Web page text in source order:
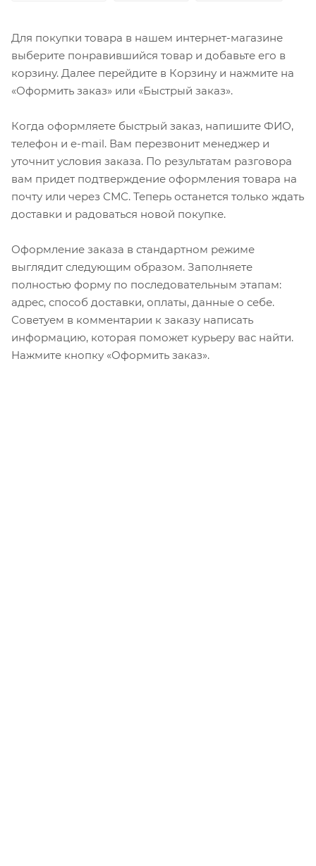
Для покупки товара в нашем интернет-магазине
выберите понравившийся товар и добавьте его в
корзину. Далее перейдите в Корзину и нажмите на
«Оформить заказ» или «Быстрый заказ».
Когда оформляете быстрый заказ, напишите ФИО,
телефон и e-mail. Вам перезвонит менеджер и
уточнит условия заказа. По результатам разговора
вам придет подтверждение оформления товара на
почту или через СМС. Теперь останется только ждать
доставки и радоваться новой покупке.
Оформление заказа в стандартном режиме
выглядит следующим образом. Заполняете
полностью форму по последовательным этапам:
адрес, способ доставки, оплаты, данные о себе.
Советуем в комментарии к заказу написать
информацию, которая поможет курьеру вас найти.
Нажмите кнопку «Оформить заказ».